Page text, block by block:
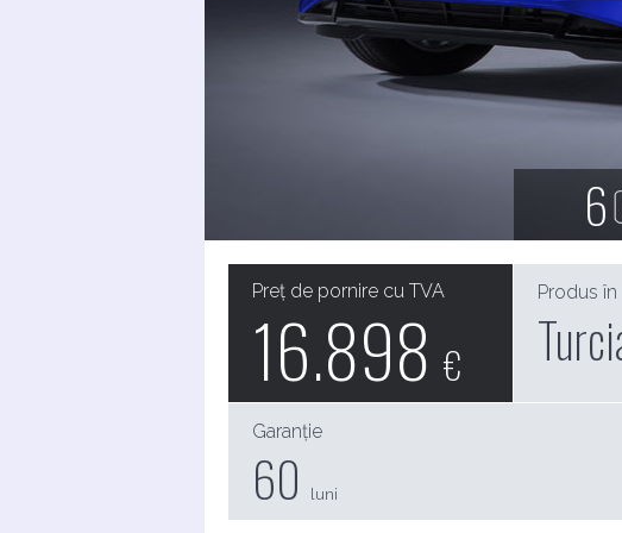
6
Preț de pornire cu TVA
16.898 €
Produs în
Garanție
60 luni